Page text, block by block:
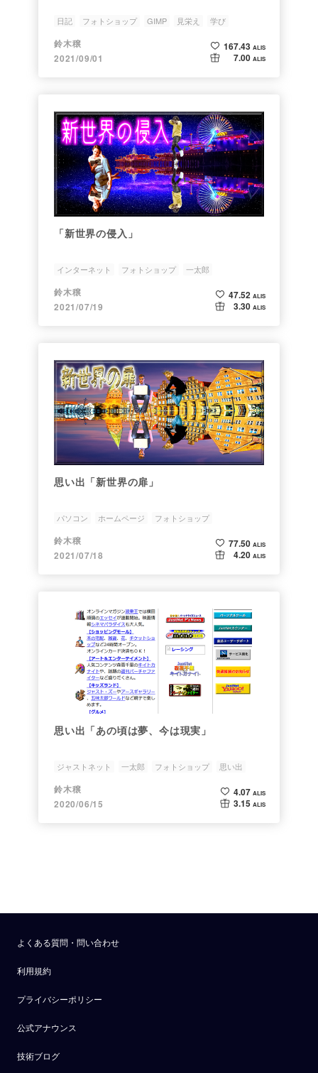
日記 フォトショップ GIMP 見栄え 学び
鈴木穣
2021/09/01
167.43 ALIS
7.00 ALIS
「新世界の侵入」
インターネット フォトショップ
一太郎
ファイヤーワークス
鈴木穣
2021/07/19
47.52 ALIS
3.30 ALIS
思い出「新世界の扉」
パソコン ホームページ
フォトショップ
ホームページビルダー
鈴木穣
2021/07/18
77.50 ALIS
4.20 ALIS
思い出「あの頃は夢、今は現実」
ジャストネット 一太郎 フォトショップ
思い出
ホームページ
鈴木穣
2020/06/15
4.07 ALIS
3.15 ALIS
よくある質問・問い合わせ
利用規約
プライバシーポリシー
公式アナウンス
技術ブログ